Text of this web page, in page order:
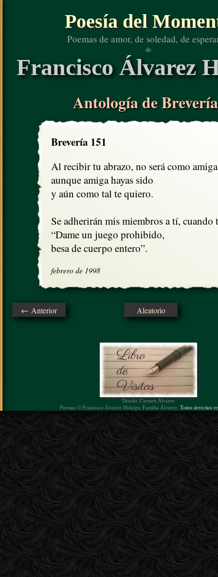
Poesía del
Poemas de amor, de soledad, de
de
Francisco Álvarez
Antología de
Brevería 151
Al recibir tu abrazo, no será como
aunque amiga hayas sido
y aún como tal te quiero.
Se adherirán mis miembros a tí, cuando
“Dame un juego prohibido,
besa de cuerpo entero”.
febrero de 1998
← Anterior Aleatorio
Diseño: Carmen Álvarez
Poemas © Francisco Álvarez Hidalgo, Familia Álvarez. Todos derechos